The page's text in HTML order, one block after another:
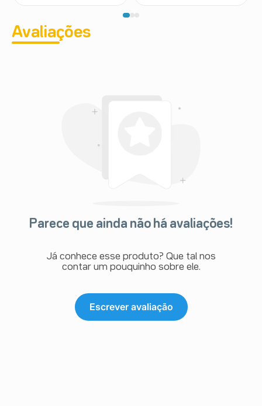
Avaliações
Parece que ainda não há avaliações!
Já conhece esse produto? Que tal nos
contar um pouquinho sobre ele.
Escrever avaliação